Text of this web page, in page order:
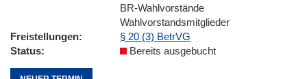
BR-Wahlvorstände
Wahlvorstandsmitglieder
Freistellungen
§ 20 (3) BetrVG
Status
Bereits ausgebucht